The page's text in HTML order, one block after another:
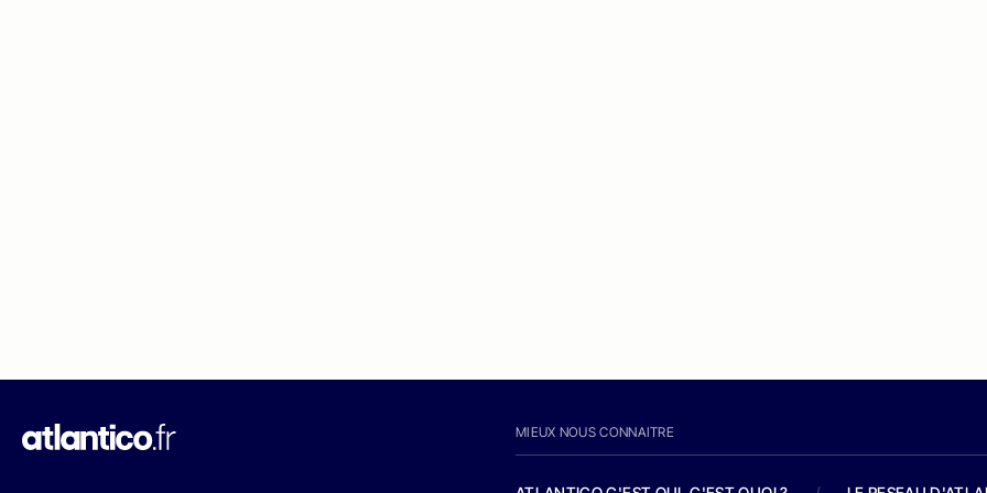
MIEUX NOUS CONNAITRE